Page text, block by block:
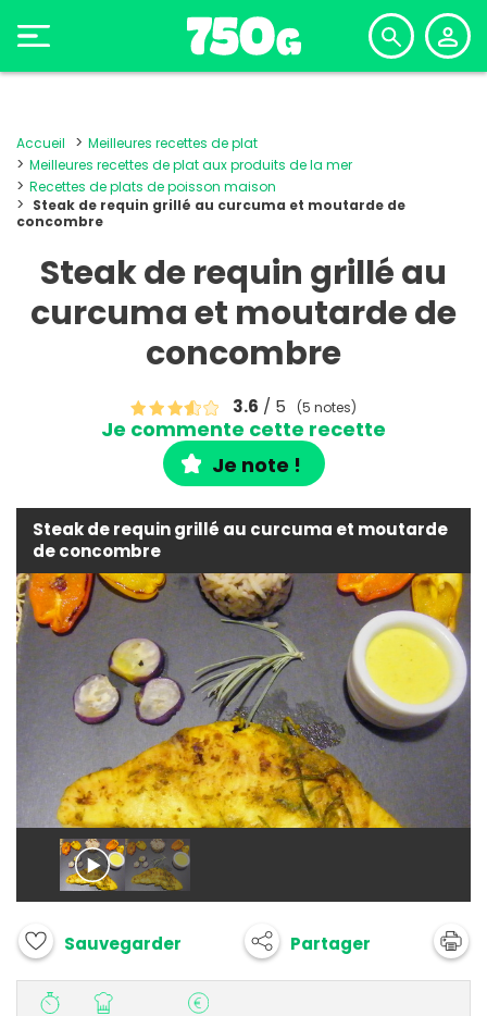
Accueil
Meilleures recettes de plat
Meilleures recettes de plat aux produits de la mer
Recettes de plats de poisson maison
Steak de requin grillé au curcuma et moutarde de
concombre
Steak de requin grillé au
curcuma et moutarde de
concombre
3.6 / 5 (5 notes)
Je commente cette recette
Je note !
Steak de requin grillé au curcuma et moutarde
de concombre
Sauvegarder Partager